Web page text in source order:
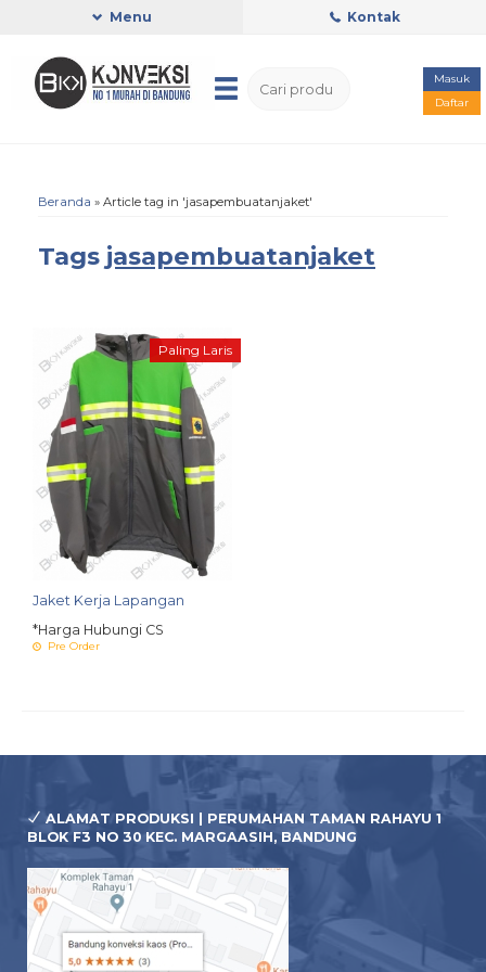
Menu Kontak
Masuk
Daftar
Beranda » Article tag in 'jasapembuatanjaket'
Tags jasapembuatanjaket
Paling Laris
Jaket Kerja Lapangan
*Harga Hubungi CS
Pre Order
ALAMAT PRODUKSI | PERUMAHAN TAMAN RAHAYU 1
BLOK F3 NO 30 KEC. MARGAASIH, BANDUNG